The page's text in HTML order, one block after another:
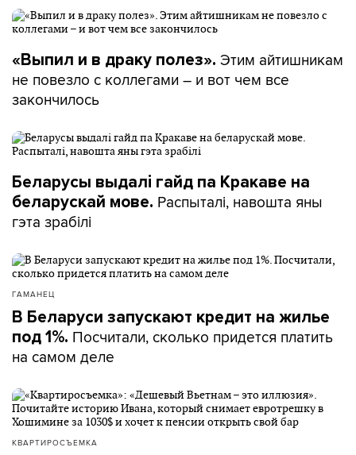
«Выпил и в драку полез». Этим айтишникам
не повезло с коллегами – и вот чем все
закончилось
Беларусы выдалі гайд па Кракаве на
беларускай мове. Распыталі, навошта яны
гэта зрабілі
ГАМАНЕЦ
В Беларуси запускают кредит на жилье
под 1%. Посчитали, сколько придется платить
на самом деле
КВАРТИРОСЪЕМКА